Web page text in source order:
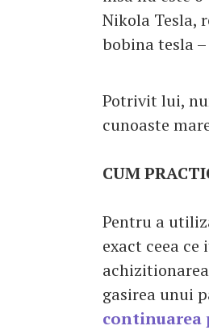
Nikola Tesla,
bobina tesla
Potrivit lui,
cunoaste
CUM
Pentru a
exact ceea
gasirea unui
continuarea